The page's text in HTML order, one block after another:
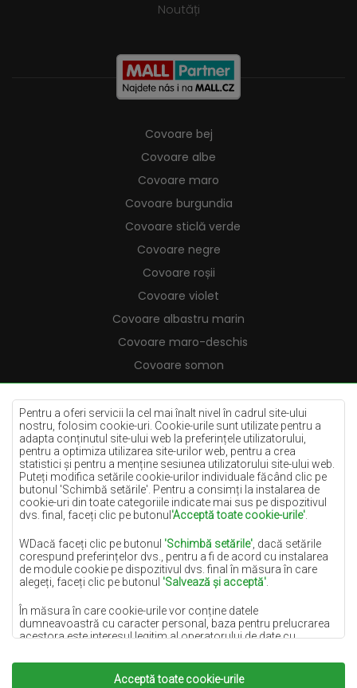
Pentru a oferi servicii la cel mai înalt nivel în cadrul site-ului
nostru, folosim cookie-uri. Cookie-urile sunt utilizate pentru a
adapta conținutul site-ului web la preferințele utilizatorului,
pentru a optimiza utilizarea site-urilor web, pentru a crea
statistici și pentru a menține sesiunea utilizatorului site-ului web.
Puteți modifica setările cookie-urilor individuale făcând clic pe
butonul 'Schimbă setările'. Pentru a consimți la instalarea de
cookie-uri din toate categoriile indicate mai sus pe dispozitivul
dvs. final, faceți clic pe butonul 'Acceptă toate cookie-urile'
WDacă faceți clic pe butonul 'Schimbă setările' , dacă setările
corespund preferințelor dvs., pentru a fi de acord cu instalarea
de module cookie pe dispozitivul dvs. final în măsura în care
alegeți, faceți clic pe butonul 'Salvează și acceptă'
În măsura în care cookie-urile vor conține datele
dumneavoastră cu caracter personal, baza pentru prelucrarea
acestora este interesul legitim al operatorului de date cu
sub forma asigurării unei calități ridicate a serviciilor furnizate
pe site-ul nostru și a activităților de marketing ale operatorului de
Acceptă toate cookie-urile
Noutăți
Covoare bej
Covoare albe
Covoare maro
Covoare burgundia
Covoare sticlă verde
Covoare negre
Covoare roșii
Covoare violet
Covoare albastru marin
Covoare maro-deschis
Covoare somon
Covoare crem
Covoare lila
Covoare galbene
Covoare mentă
Covoare albastre
Covoare portocalii
Covoare gri
Covoare teracotă
Covoare aurii